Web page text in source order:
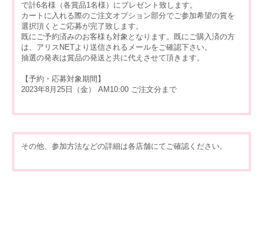
で計6名様（各賞品1名様）にプレゼント致します。
カートに入れる際のご注文オプション部分でご参加希望の賞を
選択頂くとご応募が完了致します。
既にご予約済みのお客様も対象となります。既にご購入済の方
は、アリスNETより送信されるメールをご確認下さい。
抽選の発表は賞品の発送と共に代えさせて頂きます。
【予約・応募対象期間】
2023年8月25日（金） AM10:00 ご注文分まで
その他、参加方法などの詳細は各店舗にてご確認ください。